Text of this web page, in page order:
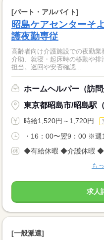
[パート・アルバイト]
昭島ケアセンターそ
護夜勤専従
高齢者向け介護施設での夜勤
介助、就寝・起床時の移動や
担当。巡回や安否確認...
ホームヘルパー（訪問
東京都昭島市/昭島駅
時給1,520円～1,720円
・16：00〜翌9：00 ※
◆有給休暇 ◆介護休暇
も
求人
[一般派遣]